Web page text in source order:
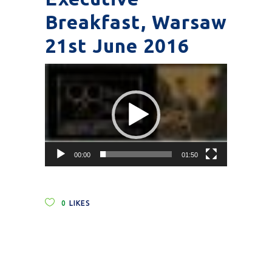
Breakfast, Warsaw
21st June 2016
Player
00:00 01:50
0 LIKES